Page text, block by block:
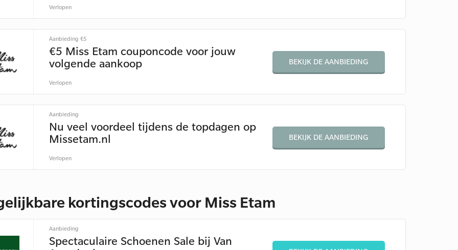
Verlopen
Aanbieding €5
€5 Miss Etam couponcode voor jouw
volgende aankoop
Verlopen
BEKIJK DE AANBIEDING
Aanbieding
Nu veel voordeel tijdens de topdagen op
Missetam.nl
Verlopen
BEKIJK DE AANBIEDING
kortingscodes voor Miss Etam
Aanbieding
Spectaculaire Schoenen Sale bij Van